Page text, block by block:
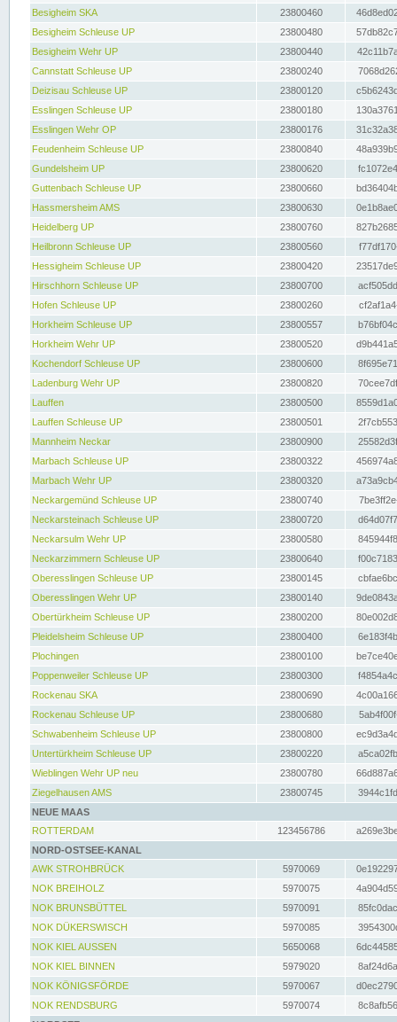
Besigheim SKA
23800460
Besigheim Schleuse UP
23800480
Besigheim Wehr UP
23800440
Cannstatt Schleuse UP
23800240
Deizisau Schleuse UP
23800120
Esslingen Schleuse UP
23800180
Esslingen Wehr OP
23800176
Feudenheim Schleuse UP
23800840
Gundelsheim UP
23800620
Guttenbach Schleuse UP
23800660
Hassmersheim AMS
23800630
Heidelberg UP
23800760
Heilbronn Schleuse UP
23800560
Hessigheim Schleuse UP
23800420
Hirschhorn Schleuse UP
23800700
Hofen Schleuse UP
23800260
Horkheim Schleuse UP
23800557
Horkheim Wehr UP
23800520
Kochendorf Schleuse UP
23800600
Ladenburg Wehr UP
23800820
Lauffen
23800500
Lauffen Schleuse UP
23800501
Mannheim Neckar
23800900
Marbach Schleuse UP
23800322
Marbach Wehr UP
23800320
Neckargemünd Schleuse UP
23800740
Neckarsteinach Schleuse UP
23800720
Neckarsulm Wehr UP
23800580
Neckarzimmern Schleuse UP
23800640
Oberesslingen Schleuse UP
23800145
Oberesslingen Wehr UP
23800140
Obertürkheim Schleuse UP
23800200
Pleidelsheim Schleuse UP
23800400
Plochingen
23800100
Poppenweiler Schleuse UP
23800300
Rockenau SKA
23800690
Rockenau Schleuse UP
23800680
Schwabenheim Schleuse UP
23800800
Untertürkheim Schleuse UP
23800220
Wieblingen Wehr UP neu
23800780
Ziegelhausen AMS
23800745
NEUE MAAS
ROTTERDAM
123456786
NORD-OSTSEE-KANAL
AWK STROHBRÜCK
5970069
NOK BREIHOLZ
5970075
NOK BRUNSBÜTTEL
5970091
NOK DÜKERSWISCH
5970085
NOK KIEL AUSSEN
5650068
NOK KIEL BINNEN
5979020
NOK KÖNIGSFÖRDE
5970067
NOK RENDSBURG
5970074